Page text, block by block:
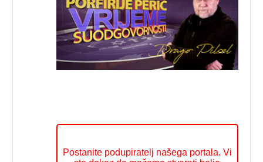
Postanite podupiratelj našega portala. Vi